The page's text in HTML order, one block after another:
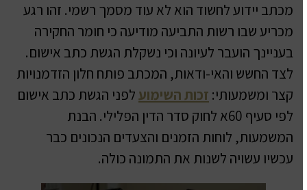
מכתב יידוע לחשוד הוא לא עוד מסמך רשמי. זהו רגע
מכריע שבו רשות התביעה מודיעה כי חומר החקירה
בעניינך הועבר לעיונה וכי נשקלת הגשת כתב אישום.
לצד החשש והאי-ודאות, המכתב פותח חלון הזדמנויות
קצר ומשמעותי:זכות השימועלפני הגשת כתב אישום
לפי סעיף 60א לחוק סדר הדין הפלילי. הבנת
המשמעות, לוחות הזמנים והצעדים הנכונים כבר
עכשיו עשויה לשנות את התמונה כולה.